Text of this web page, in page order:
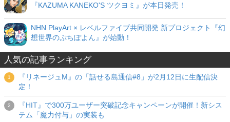
『KAZUMA KANEKO'S ツクヨミ』が本日発売！
NHN PlayArt × レベルファイブ共同開発 新プロジェクト『幻
想世界のぷちぽよん』が始動！
人気の記事ランキング
『リネージュM』の「話せる島通信#8」が2月12日に生配信決
定！
『HIT』で300万ユーザー突破記念キャンペーンが開催！新シス
テム「魔力付与」の実装も